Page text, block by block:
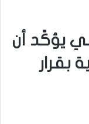
يؤكّد أن
بقرار